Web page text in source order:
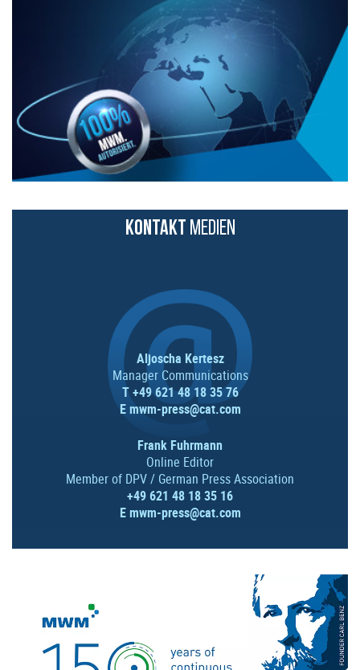
KONTAKT MEDIEN
Aljoscha Kertesz
Manager Communications
T +49 621 48 18 35 76
Emwm-press@cat.com
Frank Fuhrmann
Online Editor
Member of DPV / German Press Association
+49 621 48 18 35 16
Emwm-press@cat.com